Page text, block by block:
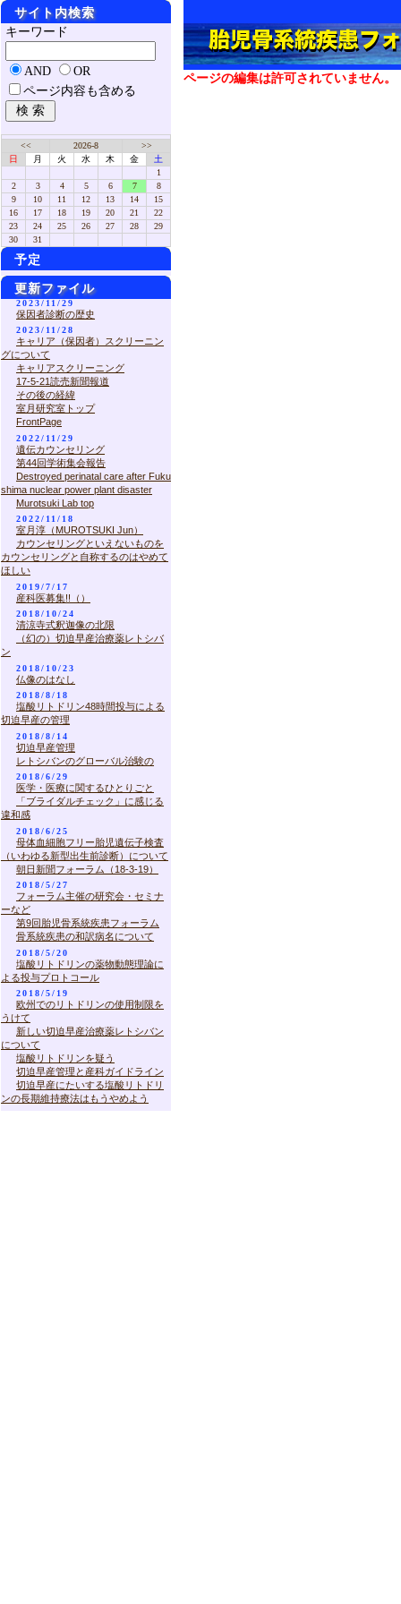
ページの編集は許可されていません。
サイト内検索
キーワード
AND
OR
ページ内容も含める
<< 2026-8
>>
日
月 火 水 木 金
土
1
2
3 4 5 6 7
8
9
10 11 12 13 14
15
16
17 18 19 20 21
22
23
24 25 26 27 28
29
30
31
予定
更新ファイル
2023/11/29
保因者診断の歴史
2023/11/28
キャリア（保因者）スクリーニン
グについて
キャリアスクリーニング
17-5-21読売新聞報道
その後の経緯
室月研究室トップ
FrontPage
2022/11/29
遺伝カウンセリング
第44回学術集会報告
Destroyed perinatal care after Fuku
shima nuclear power plant disaster
Murotsuki Lab top
2022/11/18
室月淳（MUROTSUKI Jun）
カウンセリングといえないものを
カウンセリングと自称するのはやめて
ほしい
2019/7/17
産科医募集!!（）
2018/10/24
清涼寺式釈迦像の北限
（幻の）切迫早産治療薬レトシバ
ン
2018/10/23
仏像のはなし
2018/8/18
塩酸リトドリン48時間投与による
切迫早産の管理
2018/8/14
切迫早産管理
レトシバンのグローバル治験の
2018/6/29
医学・医療に関するひとりごと
「ブライダルチェック」に感じる
違和感
2018/6/25
母体血細胞フリー胎児遺伝子検査
（いわゆる新型出生前診断）について
朝日新聞フォーラム（18-3-19）
2018/5/27
フォーラム主催の研究会・セミナ
ーなど
第9回胎児骨系統疾患フォーラム
骨系統疾患の和訳病名について
2018/5/20
塩酸リトドリンの薬物動態理論に
よる投与プロトコール
2018/5/19
欧州でのリトドリンの使用制限を
うけて
新しい切迫早産治療薬レトシバン
について
塩酸リトドリンを疑う
切迫早産管理と産科ガイドライン
切迫早産にたいする塩酸リトドリ
ンの長期維持療法はもうやめよう